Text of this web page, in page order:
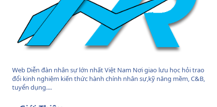
Web Diễn đàn nhân sự lớn nhất Việt Nam Nơi giao lưu học hỏi trao
đổi kinh nghiệm kiến thức hành chính nhân sự,kỹ năng mềm, C&B,
tuyển dụng....